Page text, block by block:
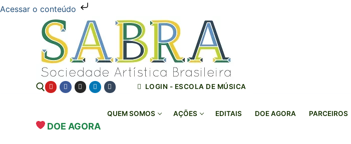
Acessar o conteúdo
Pesquisar por:
LOGIN - ESCOLA DE MÚSICA
DOE AGORA
QUEM SOMOS AÇÕES EDITAIS DOE AGORA PARCEIROS